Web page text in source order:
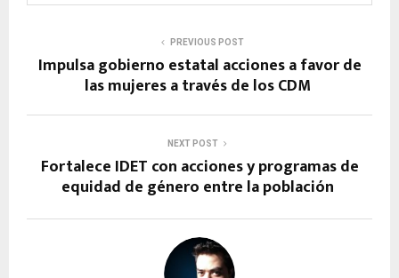
PREVIOUS POST
Impulsa gobierno estatal acciones a favor de
las mujeres a través de los CDM
NEXT POST
Fortalece IDET con acciones y programas de
equidad de género entre la población